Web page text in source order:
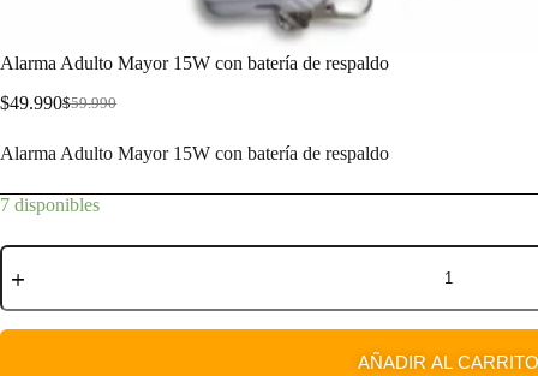
Alarma Adulto Mayor 15W con batería de respaldo
$59.990
$49.990
Alarma Adulto Mayor 15W con batería de respaldo
7 disponibles
AÑADIR AL CARRITO